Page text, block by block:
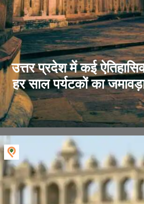
उत्तर प्रदेश में कई
हर साल पर्यटकों का